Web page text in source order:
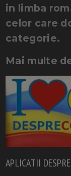
in limba
celor care
categorie.
Mai multe
APLICATII